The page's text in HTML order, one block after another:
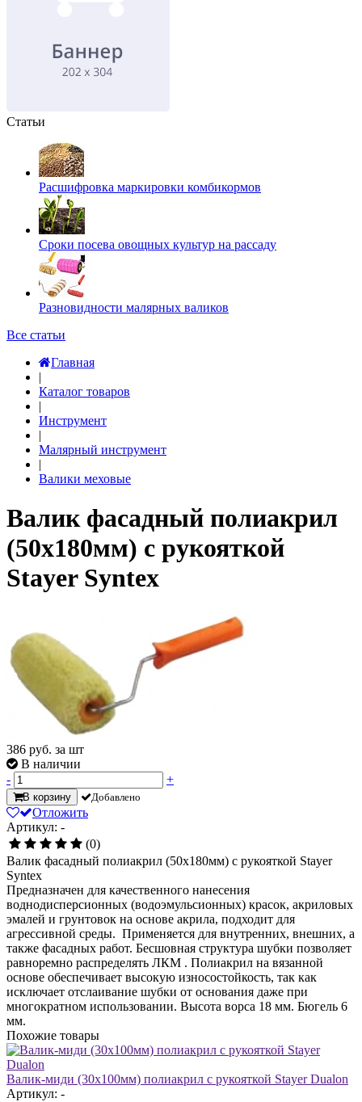
Статьи
Расшифровка маркировки комбикормов
Сроки посева овощных культур на рассаду
Разновидности малярных валиков
Все статьи
Главная
|
Каталог товаров
|
Инструмент
|
Малярный инструмент
|
Валики меховые
Валик фасадный полиакрил
(50х180мм) с рукояткой
Stayer Syntex
386 руб. за шт
В наличии
-
+
В корзину Добавлено
Отложить
Артикул: -
(0)
Валик фасадный полиакрил (50х180мм) с рукояткой Stayer
Syntex
Предназначен для качественного нанесения
воднодисперсионных (водоэмульсионных) красок, акриловых
эмалей и грунтовок на основе акрила, подходит для
агрессивной среды. Применяется для внутренних, внешних, а
также фасадных работ. Бесшовная структура шубки позволяет
равноремно распределять ЛКМ . Полиакрил на вязанной
основе обеспечивает высокую износостойкость, так как
исключает отслаивание шубки от основания даже при
многократном использовании. Высота ворса 18 мм. Бюгель 6
мм.
Похожие товары
Валик-миди (30х100мм) полиакрил с рукояткой Stayer Dualon
Артикул: -